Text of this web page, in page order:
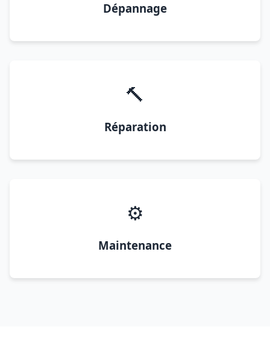
Dépannage
🔨
Réparation
⚙️
Maintenance